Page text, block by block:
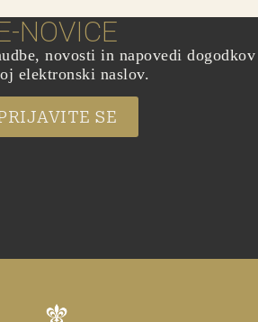
NOVICE
novosti in napovedi dogodkov
elektronski naslov.
SE